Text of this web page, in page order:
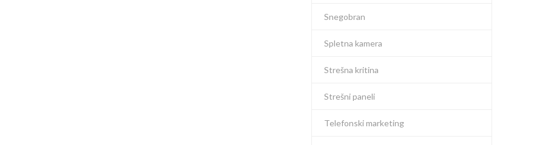
Snegobran
Spletna kamera
Strešna kritina
Strešni paneli
Telefonski marketing